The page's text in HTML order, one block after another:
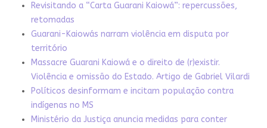
Revisitando a “Carta Guarani Kaiowá”: repercussões,
retomadas
Guarani-Kaiowás narram violência em disputa por
território
Massacre Guarani Kaiowá e o direito de (r)existir.
Violência e omissão do Estado. Artigo de Gabriel Vilardi
Políticos desinformam e incitam população contra
indígenas no MS
Ministério da Justiça anuncia medidas para conter